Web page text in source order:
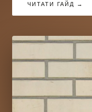
ЧИТАТИ ГАЙД →